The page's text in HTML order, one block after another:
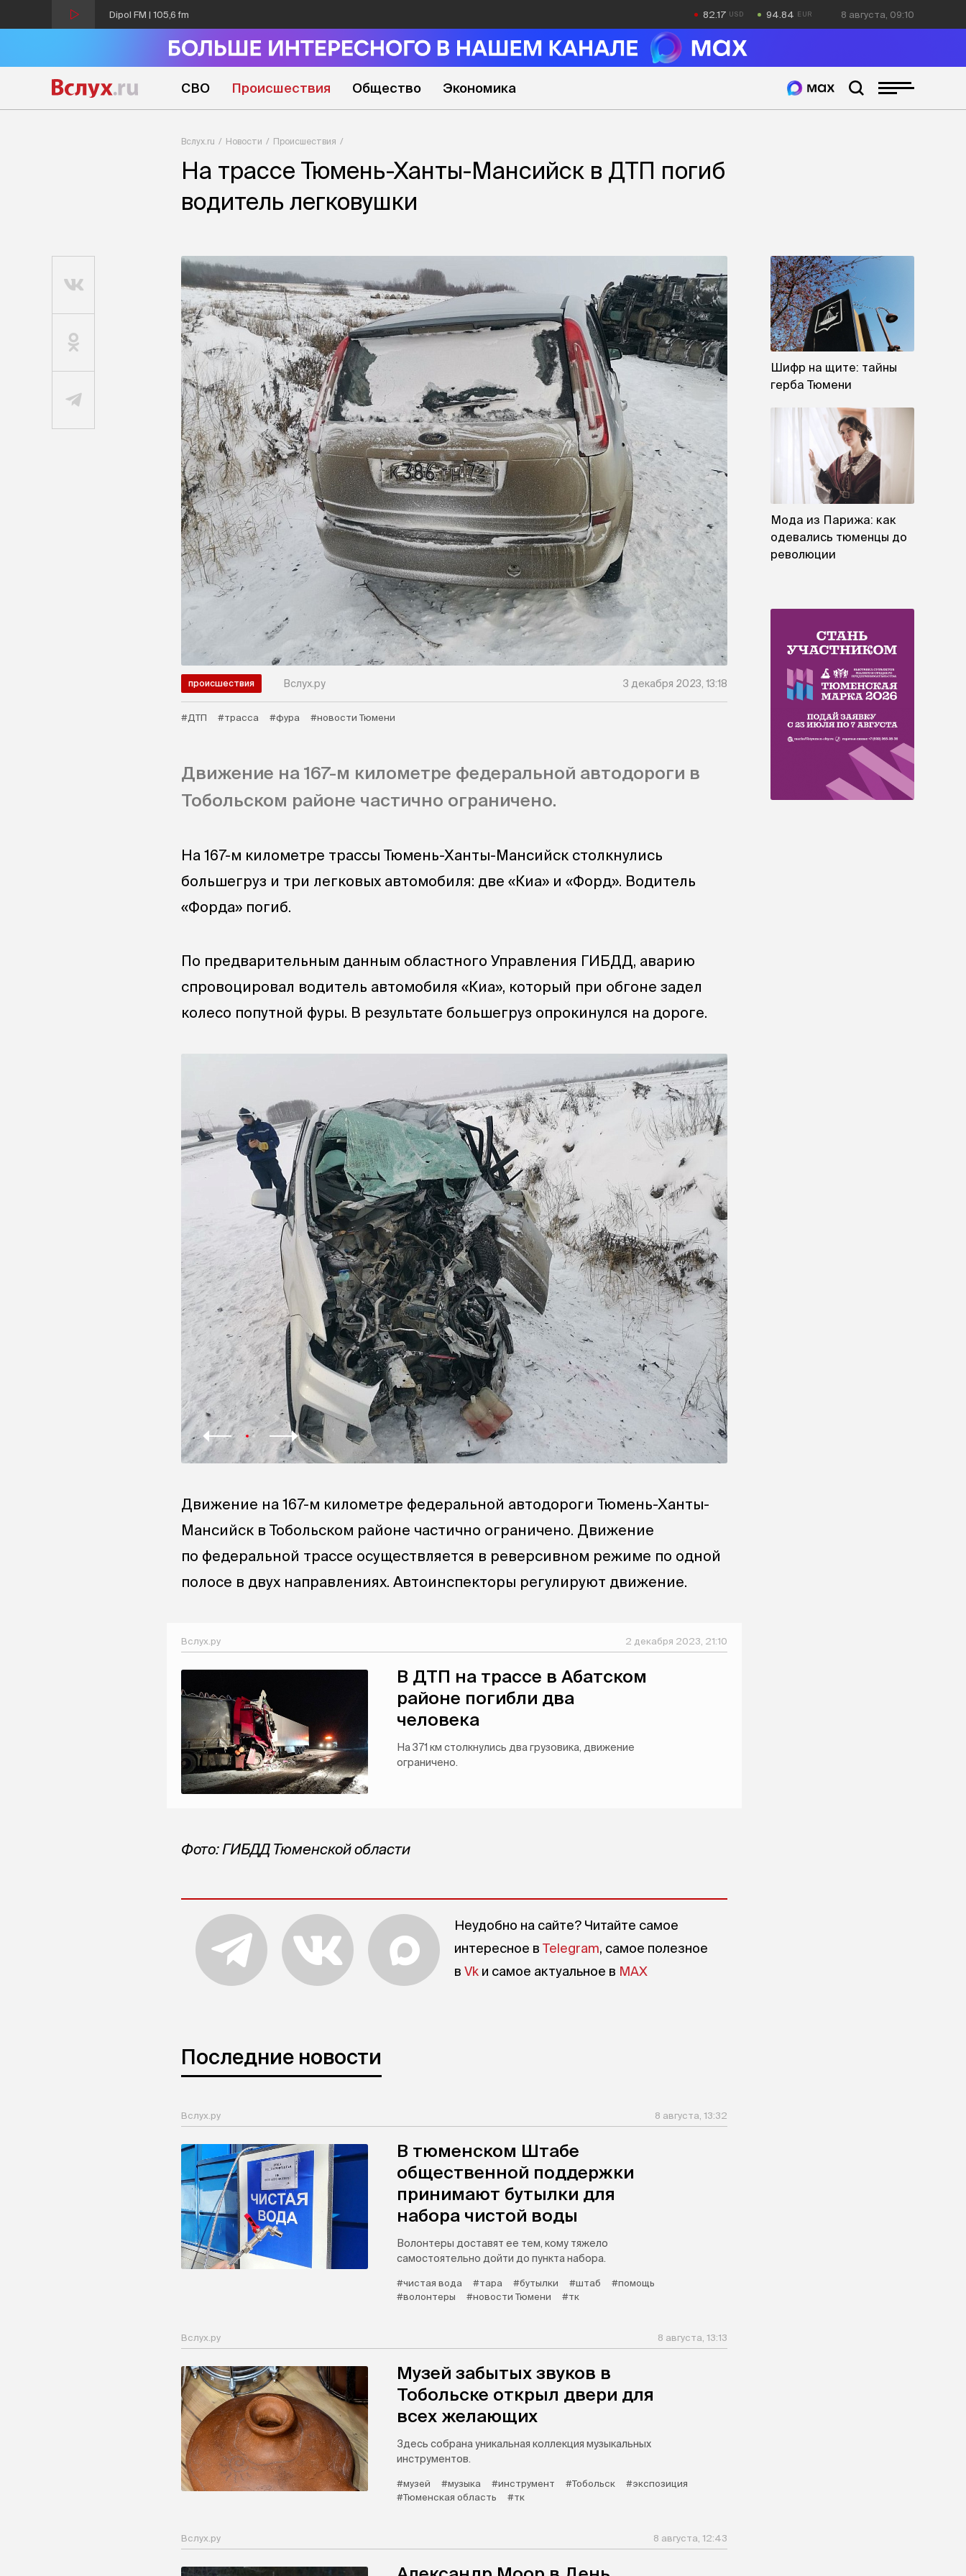
Dipol FM | 105,6 fm 82.17 94.84 8 августа, 09:10
СВО Происшествия Общество Экономика
Вслух.ru Новости Происшествия
На трассе Тюмень-Ханты-Мансийск в ДТП погиб
водитель легковушки
происшествия Вслух.ру 3 декабря 2023, 13:18
#ДТП #трасса #фура #новости Тюмени
Движение на 167-м километре федеральной автодороги в
Тобольском районе частично ограничено.
На 167-м километре трассы Тюмень-Ханты-Мансийск столкнулись
большегруз и три легковых автомобиля: две «Киа» и «Форд». Водитель
«Форда» погиб.
По предварительным данным областного Управления ГИБДД, аварию
спровоцировал водитель автомобиля «Киа», который при обгоне задел
колесо попутной фуры. В результате большегруз опрокинулся на дороге.
Движение на 167-м километре федеральной автодороги Тюмень-Ханты-
Мансийск в Тобольском районе частично ограничено. Движение
по федеральной трассе осуществляется в реверсивном режиме по одной
полосе в двух направлениях. Автоинспекторы регулируют движение.
Вслух.ру 2 декабря 2023, 21:10
В ДТП на трассе в Абатском
районе погибли два
человека
На 371 км столкнулись два грузовика, движение
ограничено.
Фото: ГИБДД Тюменской области
Неудобно на сайте? Читайте самое
интересное в Telegram, самое полезное
в Vk и самое актуальное в MAX
Последние новости
Вслух.ру 8 августа, 13:32
В тюменском Штабе
общественной поддержки
принимают бутылки для
набора чистой воды
Волонтеры доставят ее тем, кому тяжело
самостоятельно дойти до пункта набора.
#чистая вода #тара #бутылки #штаб
#помощь
#волонтеры
#новости Тюмени #тк
Вслух.ру 8 августа, 13:13
Музей забытых звуков в
Тобольске открыл двери для
всех желающих
Здесь собрана уникальная коллекция музыкальных
инструментов.
#музей #музыка #инструмент #Тобольск
#экспозиция
#Тюменская область
#тк
Вслух.ру 8 августа, 12:43
Шифр на щите: тайны
герба Тюмени
Мода из Парижа: как
одевались тюменцы до
революции